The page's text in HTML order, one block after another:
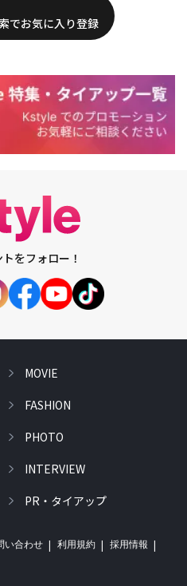
でお気に入り登録
をフォロー！
MOVIE
FASHION
PHOTO
INTERVIEW
PR・タイアップ
い合わせ 利用規約 採用情報